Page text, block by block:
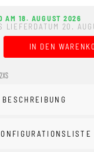
AM 18. AUGUST 2026
LIEFERDATUM 20.
den gewünschten
IN DEN
BESCHREIBUNG